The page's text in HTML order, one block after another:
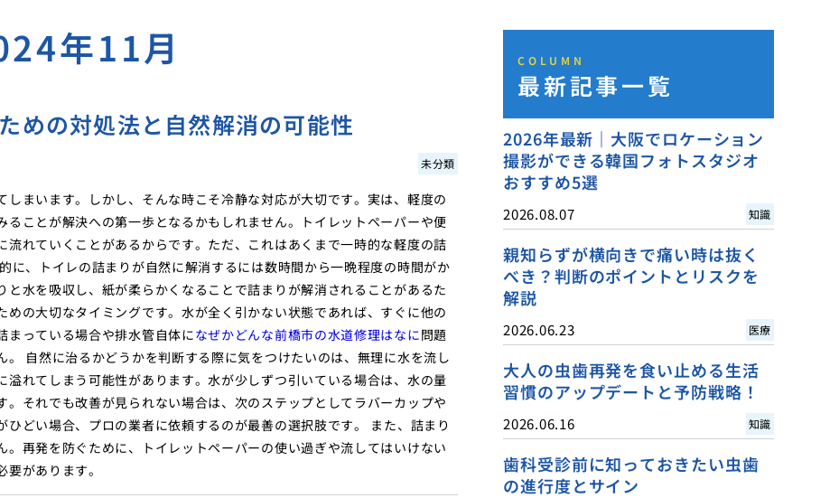
年11月
めの対処法と自然解消の可能性
未分類
まいます。しかし、そんな時こそ冷静な対応が大切です。実は、軽度の
ことが解決への第一歩となるかもしれません。トイレットペーパーや便
れていくことがあるからです。ただ、これはあくまで一時的な軽度の詰
に、トイレの詰まりが自然に解消するには数時間から一晩程度の時間がか
水を吸収し、紙が柔らかくなることで詰まりが解消されることがあるた
の大切なタイミングです。水が全く引かない状態であれば、すぐに他の
まっている場合や排水管自体になぜかどんな前橋市の水道修理はなに問題
自然に治るかどうかを判断する際に気をつけたいのは、無理に水を流し
れてしまう可能性があります。水が少しずつ引いている場合は、水の量
それでも改善が見られない場合は、次のステップとしてラバーカップや
どい場合、プロの業者に依頼するのが最善の選択肢です。 また、詰まり
再発を防ぐために、トイレットペーパーの使い過ぎや流してはいけない
があります。
COLUMN
最新記事一覧
2026年最新｜大阪でロケーション
撮影ができる韓国フォトスタジオ
おすすめ5選
2026.08.07 知識
親知らずが横向きで痛い時は抜く
べき？判断のポイントとリスクを
解説
2026.06.23 医療
大人の虫歯再発を食い止める生活
習慣のアップデートと予防戦略！
2026.06.16 知識
歯科受診前に知っておきたい虫歯
の進行度とサイン